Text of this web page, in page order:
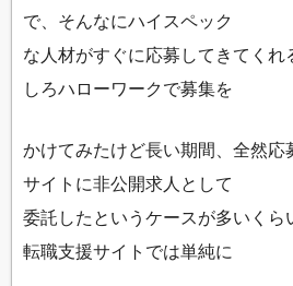
で、そんなにハイスペック
な人材がすぐに応募してきてくれ
しろハローワークで募集を
かけてみたけど長い期間、全然応
サイトに非公開求人として
委託したというケースが多いくら
転職支援サイトでは単純に